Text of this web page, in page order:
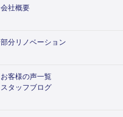
会社概要
部分リノベーション
お客様の声一覧
スタッフブログ